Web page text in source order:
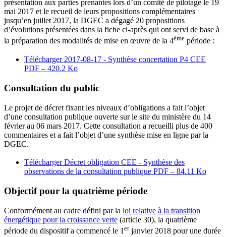
présentation aux parties prenantes lors d’un comité de pilotage le 19
mai 2017 et le recueil de leurs propositions complémentaires
jusqu’en juillet 2017, la DGEC a dégagé 20 propositions
d’évolutions présentées dans la fiche ci-après qui ont servi de base à
la préparation des modalités de mise en œuvre de la 4ème période :
Télécharger 2017-08-17 - Synthèse concertation P4 CEE
PDF – 420.2 Ko
Consultation du public
Le projet de décret fixant les niveaux d’obligations a fait l’objet
d’une consultation publique ouverte sur le site du ministère du 14
février au 06 mars 2017. Cette consultation a recueilli plus de 400
commentaires et a fait l’objet d’une synthèse mise en ligne par la
DGEC.
Télécharger Décret obligation CEE - Synthèse des
observations de la consultation publique PDF – 84.11 Ko
Objectif pour la quatrième période
Conformément au cadre défini par la loi relative à la transition
énergétique pour la croissance verte (article 30), la quatrième
période du dispositif a commencé le 1 erjanvier 2018 pour une durée